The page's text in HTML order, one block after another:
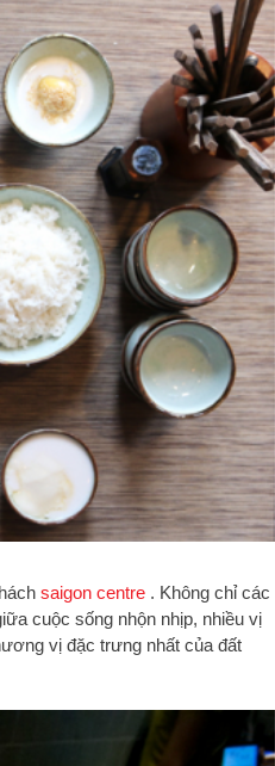
saigon centre . Không chỉ các
cuộc sống nhộn nhịp, nhiều vị
vị đặc trưng nhất của đất